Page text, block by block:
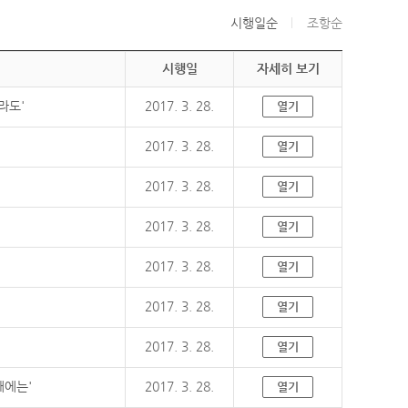
시행일순 조항순
시행일 자세히 보기
도' 2017. 3. 28. 열기
2017. 3. 28. 열기
2017. 3. 28. 열기
2017. 3. 28. 열기
2017. 3. 28. 열기
2017. 3. 28. 열기
2017. 3. 28. 열기
에는' 2017. 3. 28. 열기